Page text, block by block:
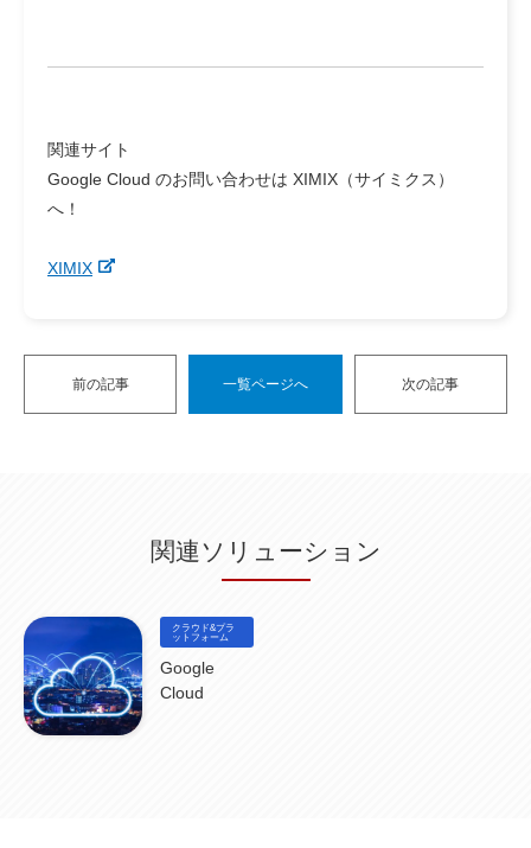
関連サイト
Google Cloud のお問い合わせは XIMIX（サイミクス）
へ！
XIMIX
前の記事 一覧ページへ 次の記事
関連ソリューション
クラウド&プラ
ットフォーム
Google
Cloud